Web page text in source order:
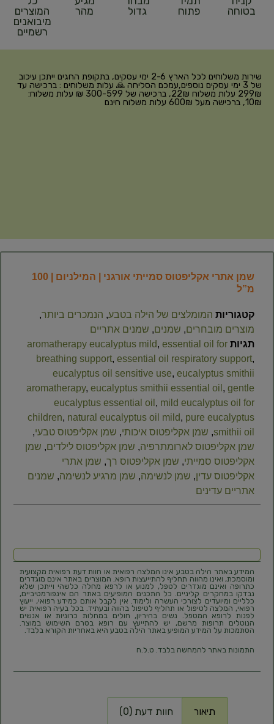
בטוחה
פתוח
גדול
מהר
המוצרים
מיבואנים
רשמיים
שירות משלוחים לכל הארץ 2-6 ימי עסקים, בתקופת החגים ייתכן עיכוב
של 3 ימי עסקים נוספים,עמכם הסליחה 🙏 עלות משלוחים : ברכישה עד
299₪ עלות משלוח 22₪, ברכישה של 300-599 ₪ עלות משלוח:
10₪, ברכישה מעל 600₪ עלות משלוח חינם
שמן אתרי אקליפטוס סמייתי אורגני | המילניום | 100
מ”ל
קטגוריות המומלצים של הילה בטבע, הנמכרים ביותר,
מוצרים מובחרים, שמנים, שמנים אתריים
תגיות
aromatherapy eucalyptus mild, essential oil for
breathing support, essential oil respiratory support,
eucalyptus oil sensitive use, eucalyptus smithii
aromatherapy, eucalyptus smithii essential oil , gentle
eucalyptus essential oil , mild eucalyptus oil for
children, natural eucalyptus oil mild, pure eucalyptus
smithii oil
, שמן אקליפטוס איכותי, שמן אקליפטוס טבעי,
שמן אקליפטוס לארומתרפיה, שמן אקליפטוס לילדים, שמן
אקליפטוס סמייתי, שמן אקליפטוס רך, שמן אתרי
אקליפטוס עדין, שמן לנשימה, שמן מרגיע לנשימה, שמנים
אתריים עדינים
המידע באתר הילה בטבע אינו המלצה רפואית או חוות דעת רפואית מקצועית
ומוסמכת, ואינו מהווה תחליף להתייעצות רופא. המוצרים באתר אינם מוגדרים
כתרופה ואינם מוגדרים לטפל, למנוע או לרפא מחלה כלשהי וייתכן שלא
נבדקו במחקרים קליניים. כל התכנים המופיעים באתר הם אינפורמטיביים,
כלליים ומיועדים לצורכי העשרה ולימוד. אין לקבל אותם כמידע רפואי, ייעוץ
רפואי, המלצה לטיפול או תחליף לטיפול בהווה ובעתיד. בכל בעיה רפואית יש
לפנות לרופא המטפל. נשים בהיריון, חולים במחלות כרוניות או אנשים
הנוטלים תרופות מרשם, יש להתייעץ עם רופא בטרם השימוש במוצר.
הסתמכות על המידע המופיע באתר הילה בטבע היא באחריות הקורא בלבד.
התמונות באתר להמחשה בלבד. ט.ל.ח
תיאור חוות דעת (0)